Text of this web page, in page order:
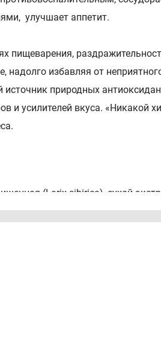
улучшает аппетит.
пищеварения,
надолго избавляя от
природных
и усилителей вкуса. «Никакой
(Larix sibirica), сухой
мышц.